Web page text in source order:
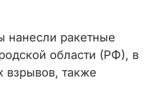
нанесли ракетные
области (РФ), в
также